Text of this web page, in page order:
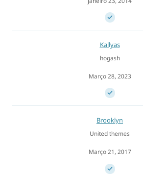
Kallyas
hogash
Março 28, 2023
Brooklyn
United themes
Março 21, 2017